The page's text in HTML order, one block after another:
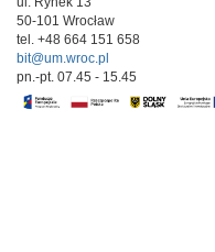
50-101 Wrocław
tel. +48 664 151 658
bit@um.wroc.pl
pn.-pt. 07.45 - 15.45